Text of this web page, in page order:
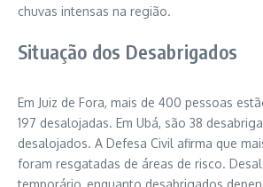
chuvas intensas na região.
Situação dos Desabrigados
Em Juiz de Fora, mais de 400 pessoas
197 desalojadas. Em Ubá, são 38
desalojados. A Defesa Civil afirma que
foram resgatadas de áreas de risco.